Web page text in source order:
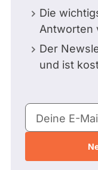
Die
Antworten
Der
und ist
E-
Mail-
Deine E-